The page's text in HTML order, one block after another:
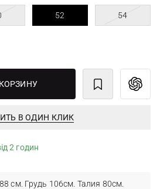
52 54
В ОДИН КЛИК
2 годин
см. Грудь 106см. Талия 80см.